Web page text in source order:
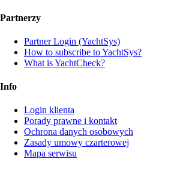
Partnerzy
Partner Login (YachtSys)
How to subscribe to YachtSys?
What is YachtCheck?
Info
Login klienta
Porady prawne i kontakt
Ochrona danych osobowych
Zasady umowy czarterowej
Mapa serwisu